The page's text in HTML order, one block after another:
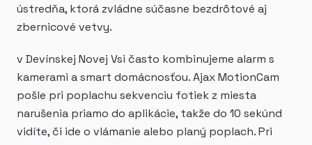
ústredňa, ktorá zvládne súčasne bezdrôtové aj
zbernicové vetvy.
v Devínskej Novej Vsi často kombinujeme alarm s
kamerami a smart domácnosťou. Ajax MotionCam
pošle pri poplachu sekvenciu fotiek z miesta
narušenia priamo do aplikácie, takže do 10 sekúnd
vidíte, či ide o vlámanie alebo planý poplach. Pri